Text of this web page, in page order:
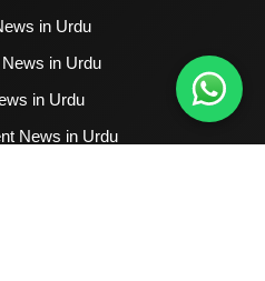
in Urdu
in Urdu
in Urdu
News in Urdu